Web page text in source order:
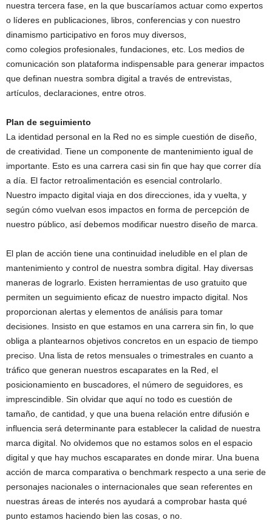
nuestra tercera fase, en la que buscaríamos actuar como expertos
o líderes en publicaciones, libros, conferencias y con nuestro
dinamismo participativo en foros muy diversos,
como colegios profesionales, fundaciones, etc. Los medios de
comunicación son plataforma indispensable para generar impactos
que definan nuestra sombra digital a través de entrevistas,
artículos, declaraciones, entre otros.
Plan de seguimiento
La identidad personal en la Red no es simple cuestión de diseño,
de creatividad. Tiene un componente de mantenimiento igual de
importante. Esto es una carrera casi sin fin que hay que correr día
a día. El factor retroalimentación es esencial controlarlo.
Nuestro impacto digital viaja en dos direcciones, ida y vuelta, y
según cómo vuelvan esos impactos en forma de percepción de
nuestro público, así debemos modificar nuestro diseño de marca.
El plan de acción tiene una continuidad ineludible en el plan de
mantenimiento y control de nuestra sombra digital. Hay diversas
maneras de lograrlo. Existen herramientas de uso gratuito que
permiten un seguimiento eficaz de nuestro impacto digital. Nos
proporcionan alertas y elementos de análisis para tomar
decisiones. Insisto en que estamos en una carrera sin fin, lo que
obliga a plantearnos objetivos concretos en un espacio de tiempo
preciso. Una lista de retos mensuales o trimestrales en cuanto a
tráfico que generan nuestros escaparates en la Red, el
posicionamiento en buscadores, el número de seguidores, es
imprescindible. Sin olvidar que aquí no todo es cuestión de
tamaño, de cantidad, y que una buena relación entre difusión e
influencia será determinante para establecer la calidad de nuestra
marca digital. No olvidemos que no estamos solos en el espacio
digital y que hay muchos escaparates en donde mirar. Una buena
acción de marca comparativa o benchmark respecto a una serie de
personajes nacionales o internacionales que sean referentes en
nuestras áreas de interés nos ayudará a comprobar hasta qué
punto estamos haciendo bien las cosas, o no.